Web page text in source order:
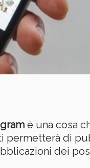
è una cosa
di
dei